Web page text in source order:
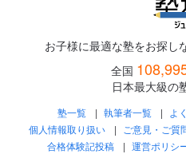
お子様に最適な塾をお探し
全国
日本最大級の
塾一覧 執筆者一覧 よ
個人情報取り扱い
ご意見・ご質
合格体験記投稿
運営ポリシ